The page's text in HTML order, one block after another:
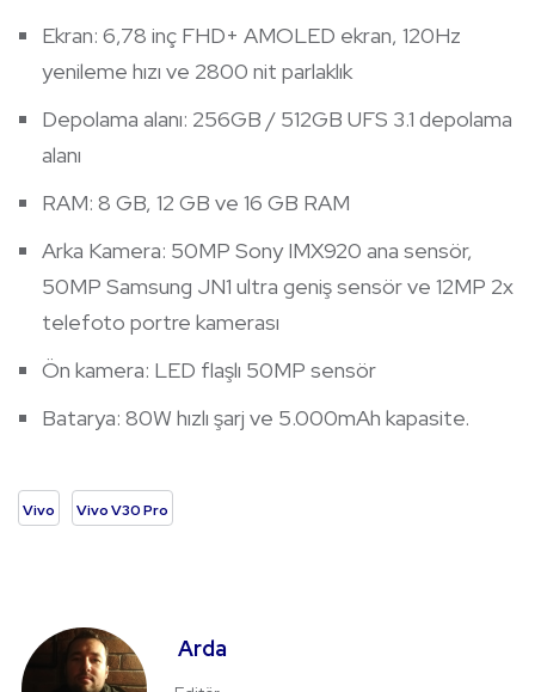
Ekran: 6,78 inç FHD+ AMOLED ekran, 120Hz
yenileme hızı ve 2800 nit parlaklık
Depolama alanı: 256GB / 512GB UFS 3.1 depolama
alanı
RAM: 8 GB, 12 GB ve 16 GB RAM
Arka Kamera: 50MP Sony IMX920 ana sensör,
50MP Samsung JN1 ultra geniş sensör ve 12MP 2x
telefoto portre kamerası
Ön kamera: LED flaşlı 50MP sensör
Batarya: 80W hızlı şarj ve 5.000mAh kapasite.
Vivo Vivo V30 Pro
Arda